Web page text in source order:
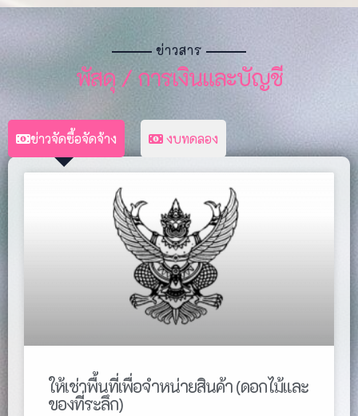
ข่าวสาร
พัสดุ / การเงินและบัญชี
ข่าวจัดซื้อจัดจ้าง งบทดลอง
ให้เช่าพื้นที่เพื่อจำหน่ายสินค้า (ดอกไม้และ
ของที่ระลึก)